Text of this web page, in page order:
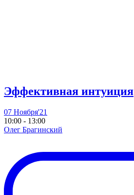
Эффективная интуиция
07 Ноября'21
10:00 - 13:00
Олег Брагинский